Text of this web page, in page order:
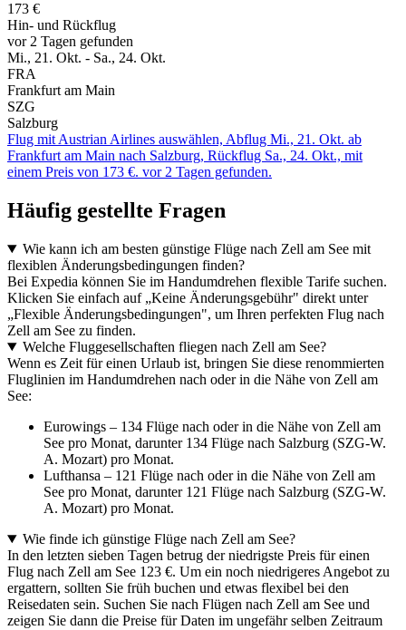
173 €
Hin- und Rückflug
vor 2 Tagen gefunden
Mi., 21. Okt. - Sa., 24. Okt.
FRA
Frankfurt am Main
SZG
Salzburg
Flug mit Austrian Airlines auswählen, Abflug Mi., 21. Okt. ab
Frankfurt am Main nach Salzburg, Rückflug Sa., 24. Okt., mit
einem Preis von 173 €. vor 2 Tagen gefunden.
Häufig gestellte Fragen
Wie kann ich am besten günstige Flüge nach Zell am See mit
flexiblen Änderungsbedingungen finden?
Bei Expedia können Sie im Handumdrehen flexible Tarife suchen.
Klicken Sie einfach auf „Keine Änderungsgebühr" direkt unter
„Flexible Änderungsbedingungen", um Ihren perfekten Flug nach
Zell am See zu finden.
Welche Fluggesellschaften fliegen nach Zell am See?
Wenn es Zeit für einen Urlaub ist, bringen Sie diese renommierten
Fluglinien im Handumdrehen nach oder in die Nähe von Zell am
See:
Eurowings – 134 Flüge nach oder in die Nähe von Zell am
See pro Monat, darunter 134 Flüge nach Salzburg (SZG-W.
A. Mozart) pro Monat.
Lufthansa – 121 Flüge nach oder in die Nähe von Zell am
See pro Monat, darunter 121 Flüge nach Salzburg (SZG-W.
A. Mozart) pro Monat.
Wie finde ich günstige Flüge nach Zell am See?
In den letzten sieben Tagen betrug der niedrigste Preis für einen
Flug nach Zell am See 123 €. Um ein noch niedrigeres Angebot zu
ergattern, sollten Sie früh buchen und etwas flexibel bei den
Reisedaten sein. Suchen Sie nach Flügen nach Zell am See und
zeigen Sie dann die Preise für Daten im ungefähr selben Zeitraum